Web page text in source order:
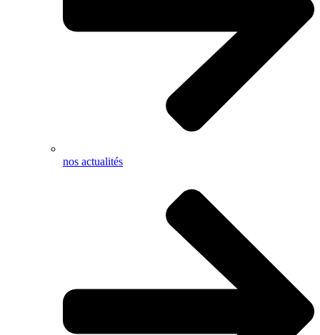
nos actualités